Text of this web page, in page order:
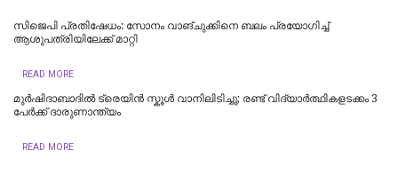
സിജെപി പ്രതിഷേധം: സോനം വാങ്ചുക്കിനെ ബലം പ്രയോഗിച്ച്
ആശുപത്രിയിലേക്ക് മാറ്റി
READ MORE
മുർഷിദാബാദിൽ ട്രെയിൻ സ്കൂൾ വാനിലിടിച്ചു; രണ്ട് വിദ്യാർത്ഥികളടക്കം 3
പേർക്ക് ദാരുണാന്ത്യം
READ MORE